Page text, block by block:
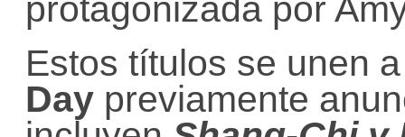
protagonizada por
Estos títulos se unen
Day previamente